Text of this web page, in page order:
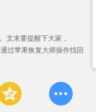
文末要提醒下大家，
过苹果恢复大师操作找回
